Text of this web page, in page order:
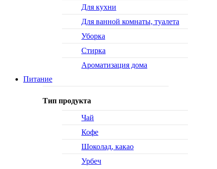
Для кухни
Для ванной комнаты, туалета
Уборка
Стирка
Ароматизация дома
Питание
Тип продукта
Чай
Кофе
Шоколад, какао
Урбеч